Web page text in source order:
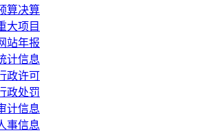
算决算
大项目
站年报
计信息
政许可
政处罚
计信息
事信息